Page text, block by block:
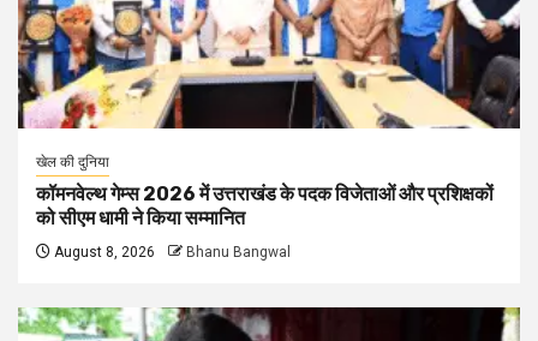
खेल की दुनिया
कॉमनवेल्थ गेम्स 2026 में उत्तराखंड के पदक विजेताओं और प्रशिक्षकों
को सीएम धामी ने किया सम्मानित
August 8, 2026 Bhanu Bangwal